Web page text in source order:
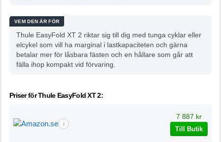
VEM DEN ÄR FÖR
Thule EasyFold XT 2 riktar sig till dig med tunga cyklar eller
elcykel som vill ha marginal i lastkapaciteten och gärna
betalar mer för låsbara fästen och en hållare som går att
fälla ihop kompakt vid förvaring.
Priser för Thule EasyFold XT 2:
ℹ
7 887 kr
Till Butik